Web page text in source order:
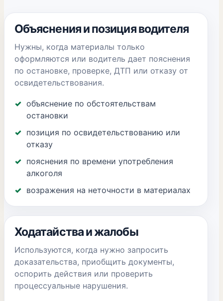
Объяснения и позиция водителя
Нужны, когда материалы только
оформляются или водитель дает пояснения
по остановке, проверке, ДТП или отказу от
освидетельствования.
объяснение по обстоятельствам
остановки
позиция по освидетельствованию или
отказу
пояснения по времени употребления
алкоголя
возражения на неточности в материалах
Ходатайства и жалобы
Используются, когда нужно запросить
доказательства, приобщить документы,
оспорить действия или проверить
процессуальные нарушения.